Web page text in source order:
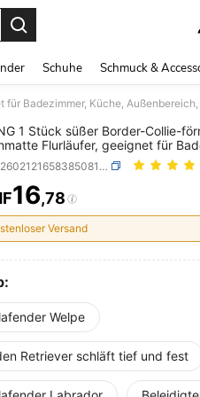
Schuhe Schmuck &
1 Stück süßer Border-Collie-
Flurläufer, geeignet für
Außenbereich, Innenbereich, Flur,
Bettteppich,
Eingangsmatte, rutschfeste
SKU: sh260212165838508101534
AND
16,78
Versand
Welpe
Retriever schläft tief und fest